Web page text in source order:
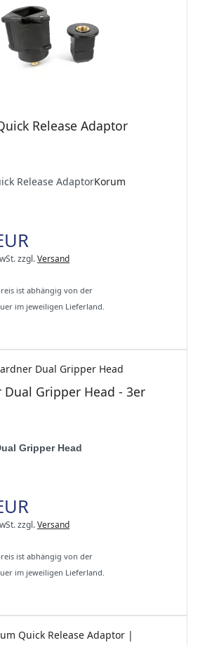
Release Adaptor
Release AdaptorKorum
zzgl.Versand
ist abhängig von der
im jeweiligen Lieferland.
Dual Gripper Head - 3er
Gripper Head
zzgl.Versand
ist abhängig von der
im jeweiligen Lieferland.